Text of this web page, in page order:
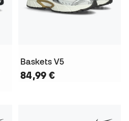
Baskets V5
84,99 €